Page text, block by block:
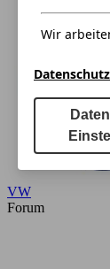
Wir
VW
Forum